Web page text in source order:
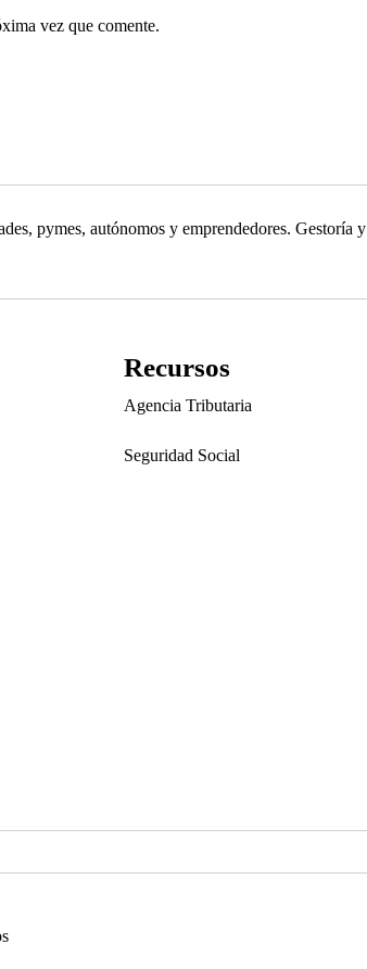
vez que comente.
pymes, autónomos y emprendedores. Gestoría
Recursos
Agencia Tributaria
Seguridad Social